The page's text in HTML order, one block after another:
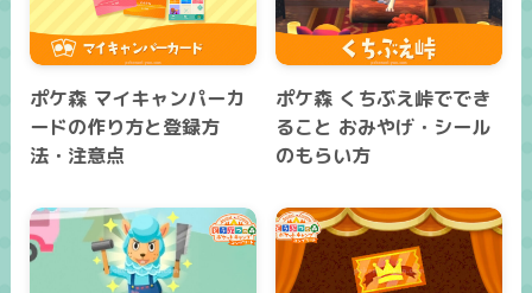
ポケ森 マイキャンパーカ
ードの作り方と登録方
法・注意点
ポケ森 くちぶえ峠ででき
ること おみやげ・シール
のもらい方